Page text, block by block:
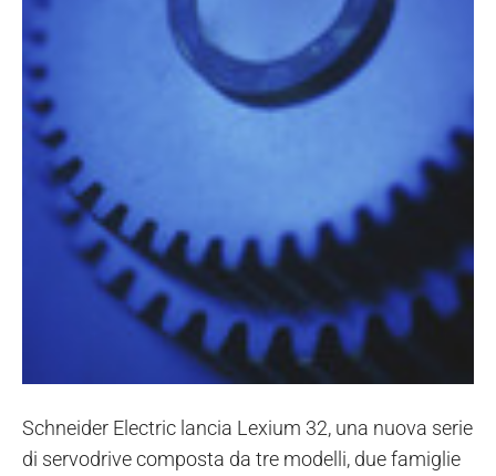
Schneider Electric lancia Lexium 32, una nuova serie
di servodrive composta da tre modelli, due famiglie